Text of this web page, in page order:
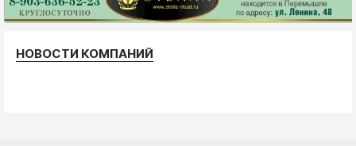
НОВОСТИ КОМПАНИЙ